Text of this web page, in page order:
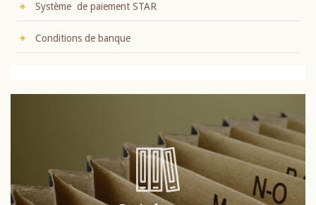
Système de paiement STAR
Conditions de banque